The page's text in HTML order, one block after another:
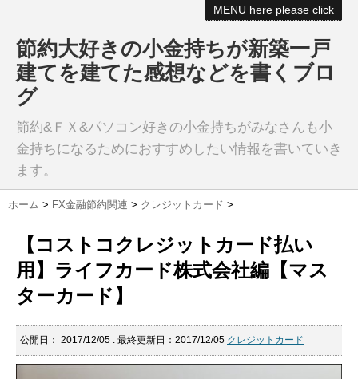
MENU here please click
節約大好きの小金持ちが新築一戸
建てを建てた感想などを書くブロ
グ
節約&ＦＸ&パソコン好きの小金持ちがみなさんも小
金持ちになるためにおすすめしたい情報を書いていき
ます。
ホーム > FX金融節約関連 > クレジットカード >
【コストコクレジットカード払い
用】ライフカード株式会社編【マス
ターカード】
公開日： 2017/12/05 : 最終更新日：2017/12/05 クレジットカード